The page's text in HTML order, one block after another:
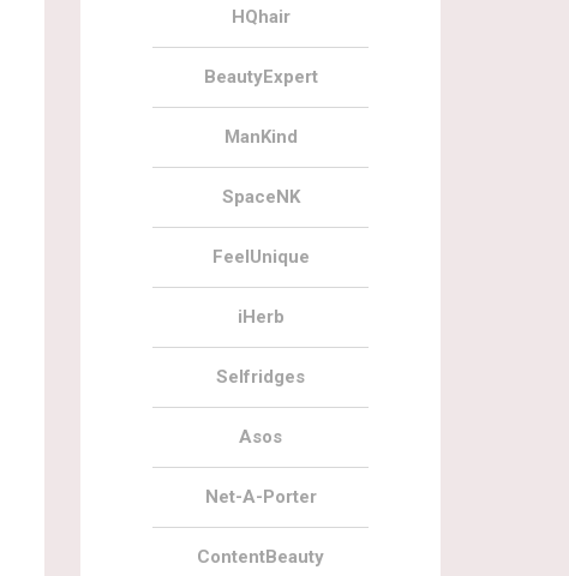
HQhair
BeautyExpert
ManKind
SpaceNK
FeelUnique
iHerb
Selfridges
Asos
Net-A-Porter
ContentBeauty